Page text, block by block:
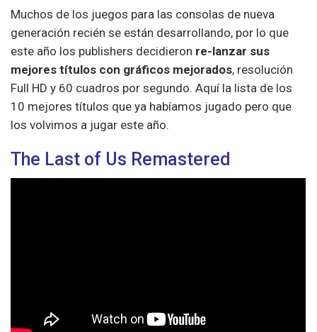
Muchos de los juegos para las consolas de nueva
generación recién se están desarrollando, por lo que
este año los publishers decidieron re-lanzar sus
mejores títulos con gráficos mejorados, resolución
Full HD y 60 cuadros por segundo. Aquí la lista de los
10 mejores títulos que ya habíamos jugado pero que
los volvimos a jugar este año.
The Last of Us Remastered